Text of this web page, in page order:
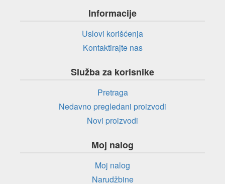
Informacije
Uslovi korišćenja
Kontaktirajte nas
Služba za korisnike
Pretraga
Nedavno pregledani proizvodi
Novi proizvodi
Moj nalog
Moj nalog
Narudžbine